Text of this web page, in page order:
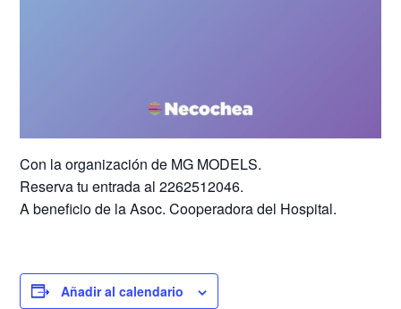
Con la organización de MG MODELS.
Reserva tu entrada al 2262512046.
A beneficio de la Asoc. Cooperadora del Hospital.
Añadir al calendario